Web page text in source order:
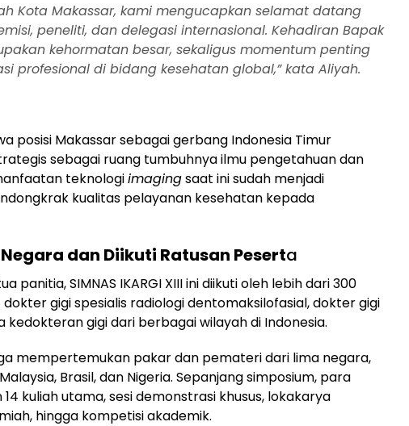
Kota Makassar, kami mengucapkan selamat datang
peneliti, dan delegasi internasional. Kehadiran Bapak
kehormatan besar, sekaligus momentum penting
profesional di bidang kesehatan global,” kata Aliyah.
posisi Makassar sebagai gerbang Indonesia Timur
sebagai ruang tumbuhnya ilmu pengetahuan dan
teknologiimagingsaat ini sudah menjadi
kualitas pelayanan kesehatan kepada
dan Diikuti Ratusan Peserta
panitia, SIMNAS IKARGI XIII ini diikuti oleh lebih dari 300
gigi spesialis radiologi dentomaksilofasial, dokter gigi
kedokteran gigi dari berbagai wilayah di Indonesia.
mempertemukan pakar dan pemateri dari lima negara,
Brasil, dan Nigeria. Sepanjang simposium, para
kuliah utama, sesi demonstrasi khusus, lokakarya
hingga kompetisi akademik.